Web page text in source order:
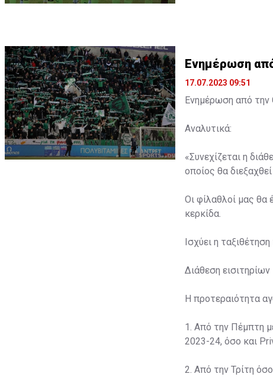
Ενημέρωση
17.07.2023 09:51
Ενημέρωση από την
Αναλυτικά:
«Συνεχίζεται η
οποίος θα
Οι φίλαθλοί μας θα
κερκίδα.
Ισχύει η
Διάθεση εισιτηρίων
Η προτεραιότητα
1. Από την Πέμπτη
2023-24, όσο και
2. Από την Τρίτη